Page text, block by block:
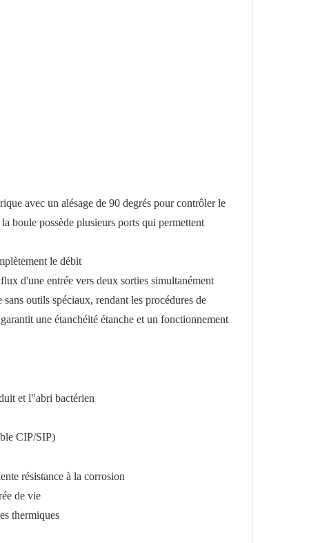
avec un alésage de 90 degrés pour contrôler le
boule possède plusieurs ports qui permettent
le débit
d'une entrée vers deux sorties simultanément
outils spéciaux, rendant les procédures de
une étanchéité étanche et un fonctionnement
et l"abri bactérien
CIP/SIP)
résistance à la corrosion
de vie
thermiques